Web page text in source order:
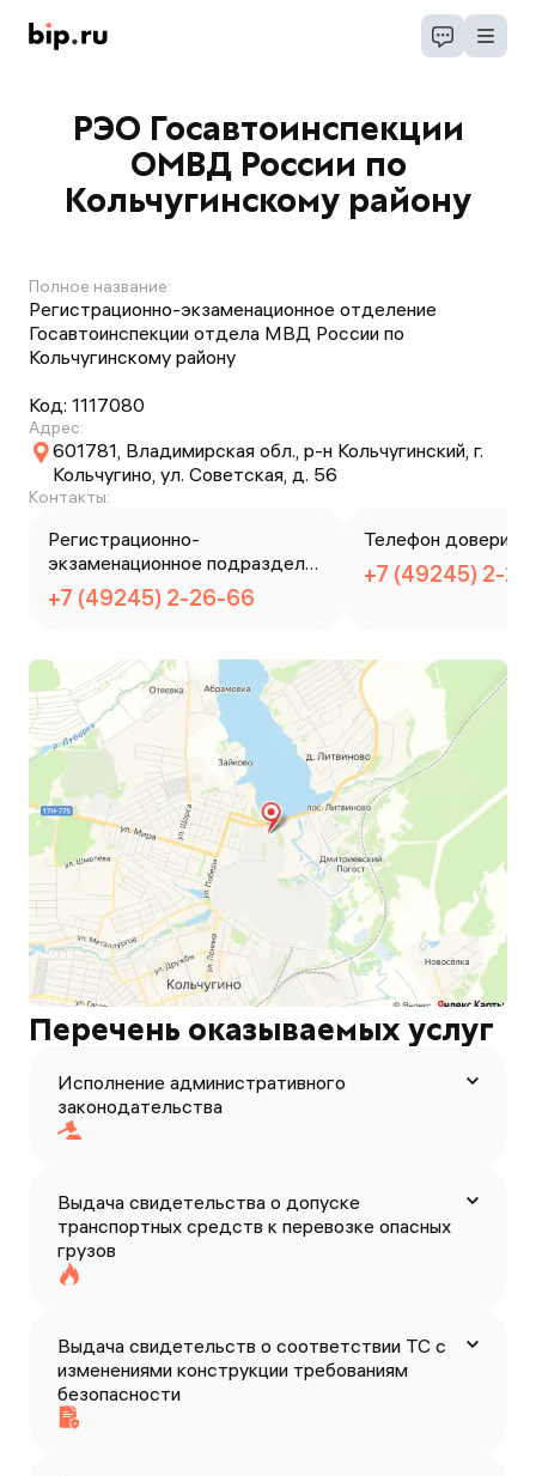
РЭО Госавтоинспекции
ОМВД России по
Кольчугинскому району
Полное название:
Регистрационно-экзаменационное отделение
Госавтоинспекции отдела МВД России по
Кольчугинскому району
Код: 1117080
Адрес:
601781, Владимирская обл., р-н Кольчугинский, г.
Кольчугино, ул. Советская, д. 56
Контакты:
Регистрационно-
экзаменационное подразделен
ие
+7 (49245) 2-26-66
Телефон доверия
+7 (49245) 2-
Перечень оказываемых услуг
Исполнение административного
законодательства
Выдача свидетельства о допуске
транспортных средств к перевозке опасных
грузов
Выдача свидетельств о соответствии ТС с
изменениями конструкции требованиям
безопасности